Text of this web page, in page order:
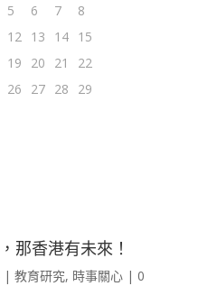
5 6 7
8
12 13 14 15
19 20 21
22
26 27 28
29
那香港有未來！
| 教育研究, 時事關心| 0